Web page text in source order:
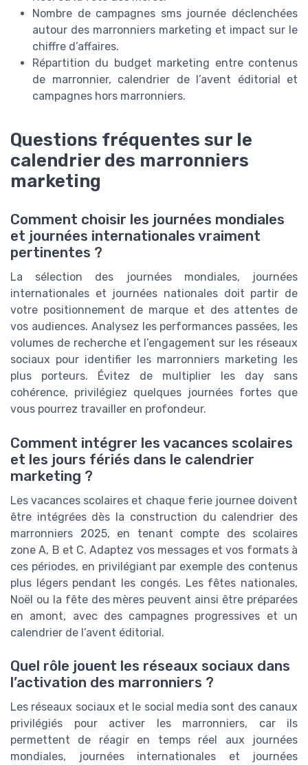
Nombre de campagnes sms journée déclenchées
autour des marronniers marketing et impact sur le
chiffre d’affaires.
Répartition du budget marketing entre contenus
de marronnier, calendrier de l’avent éditorial et
campagnes hors marronniers.
Questions fréquentes sur le
calendrier des marronniers
marketing
Comment choisir les journées mondiales
et journées internationales vraiment
pertinentes ?
La sélection des journées mondiales, journées
internationales et journées nationales doit partir de
votre positionnement de marque et des attentes de
vos audiences. Analysez les performances passées, les
volumes de recherche et l’engagement sur les réseaux
sociaux pour identifier les marronniers marketing les
plus porteurs. Évitez de multiplier les day sans
cohérence, privilégiez quelques journées fortes que
vous pourrez travailler en profondeur.
Comment intégrer les vacances scolaires
et les jours fériés dans le calendrier
marketing ?
Les vacances scolaires et chaque ferie journee doivent
être intégrées dès la construction du calendrier des
marronniers 2025, en tenant compte des scolaires
zone A, B et C. Adaptez vos messages et vos formats à
ces périodes, en privilégiant par exemple des contenus
plus légers pendant les congés. Les fêtes nationales,
Noël ou la fête des mères peuvent ainsi être préparées
en amont, avec des campagnes progressives et un
calendrier de l’avent éditorial.
Quel rôle jouent les réseaux sociaux dans
l’activation des marronniers ?
Les réseaux sociaux et le social media sont des canaux
privilégiés pour activer les marronniers, car ils
permettent de réagir en temps réel aux journées
mondiales, journées internationales et journées